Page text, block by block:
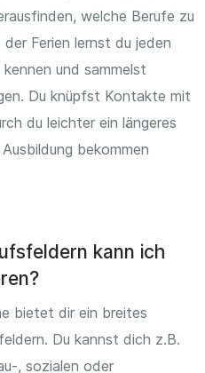
welche Berufe zu
Ferien lernst du jeden
und sammelst
Du knüpfst Kontakte mit
du leichter ein längeres
bekommen
kann ich
bietet dir ein breites
Du kannst dich z.B.
, sozialen oder